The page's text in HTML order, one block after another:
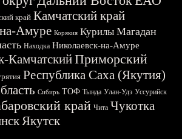
край Камчатский край
Амуре Корякия Курилы Магадан
Находка Николаевск-на-Амуре
КамчатскийПриморский
Республика Саха (Якутия)
Сибирь ТОФ Тында Улан-Удэ Уссурийск
край Чита Чукотка
Якутск